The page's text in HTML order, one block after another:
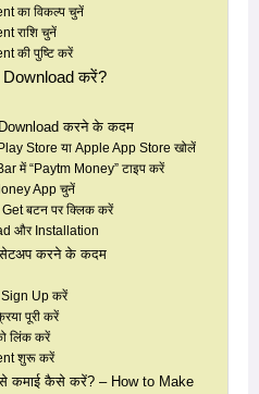
का विकल्प चुनें
राशि चुनें
की पुष्टि करें
करें?
करने के कदम
Store या Apple App Store खोलें
में “Paytm Money” टाइप करें
App चुनें
बटन पर क्लिक करें
और Installation
करने के कदम
Up करें
पूरी करें
लिंक करें
शुरू करें
कमाई कैसे करें? – How to Make